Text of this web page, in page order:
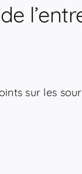
sur les